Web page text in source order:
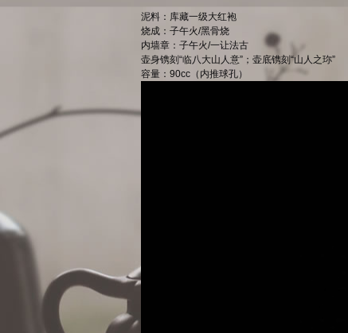
泥料：库藏一级大红袍
烧成：子午火/黑骨烧
内墙章：子午火/一让法古
壶身镌刻“临八大山人意”；壶底镌刻“山人之珎”
容量：90cc（内推球孔）